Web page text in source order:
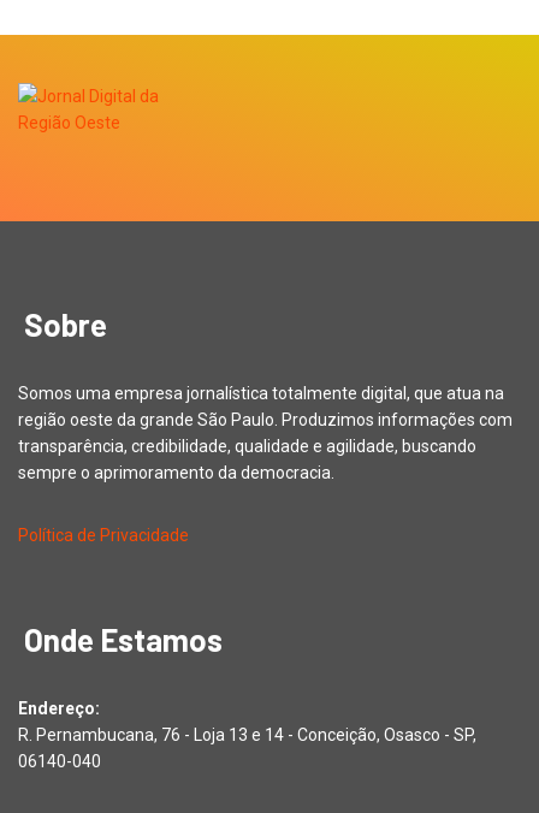
Sobre
Somos uma empresa jornalística totalmente digital, que atua na
região oeste da grande São Paulo. Produzimos informações com
transparência, credibilidade, qualidade e agilidade, buscando
sempre o aprimoramento da democracia.
Política de Privacidade
Onde Estamos
Endereço:
R. Pernambucana, 76 - Loja 13 e 14 - Conceição, Osasco - SP,
06140-040